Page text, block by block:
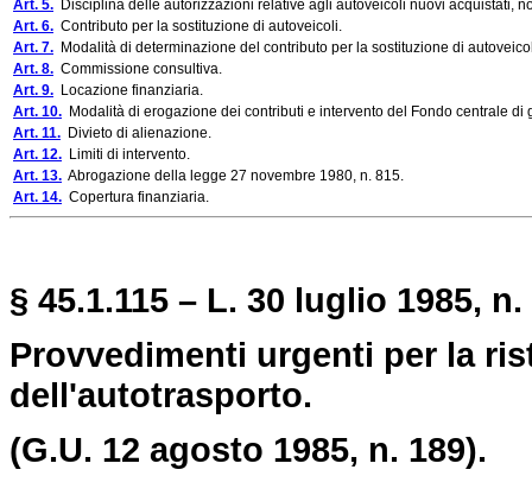
Art. 5. Disciplina delle autorizzazioni relative agli autoveicoli nuovi acquistati,
Art. 6. Contributo per la sostituzione di autoveicoli.
Art. 7. Modalità di determinazione del contributo per la sostituzione di
Art. 8. Commissione consultiva.
Art. 9. Locazione finanziaria.
Art. 10. Modalità di erogazione dei contributi e intervento del Fondo centrale
Art. 11. Divieto di alienazione.
Art. 12. Limiti di intervento.
Art. 13. Abrogazione della legge 27 novembre 1980, n. 815.
Art. 14. Copertura finanziaria.
§ 45.1.115 – L. 30 luglio 1985, n.
Provvedimenti urgenti per la
dell'autotrasporto.
(G.U. 12 agosto 1985, n. 189).